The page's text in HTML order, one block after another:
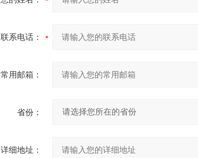
联系电话：
常用邮箱：
省份：
详细地址：